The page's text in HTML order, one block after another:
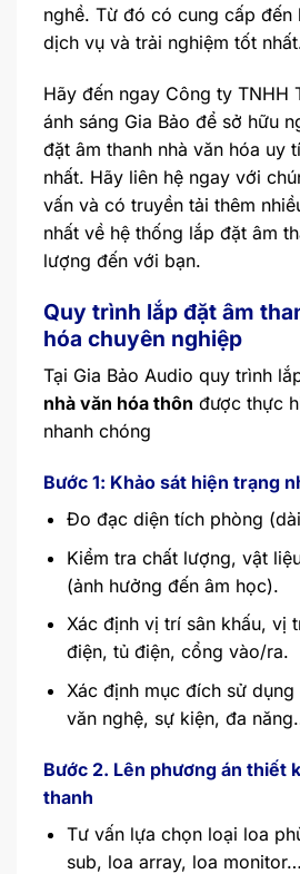
nghề. Từ đó có cung cấp đến
dịch vụ và trải nghiệm tốt
Hãy đến ngay Công ty TNHH
ánh sáng Gia Bảo để sở hữu
đặt âm thanh nhà văn hóa uy
nhất. Hãy liên hệ ngay với
vấn và có truyền tải thêm
nhất về hệ thống lắp đặt âm
lượng đến với bạn.
Quy trình lắp đặt âm
hóa chuyên nghiệp
Tại Gia Bảo Audio quy trình
nhà văn hóa thôn được thực
nhanh chóng
Bước 1: Khảo sát hiện trạng
Đo đạc diện tích phòng
Kiểm tra chất lượng, vật
(ảnh hưởng đến âm học).
Xác định vị trí sân khấu, vị
điện, tủ điện, cổng vào/ra.
Xác định mục đích sử
văn nghệ, sự kiện, đa
Bước 2. Lên phương án thiết
thanh
Tư vấn lựa chọn loại loa
sub, loa array, loa